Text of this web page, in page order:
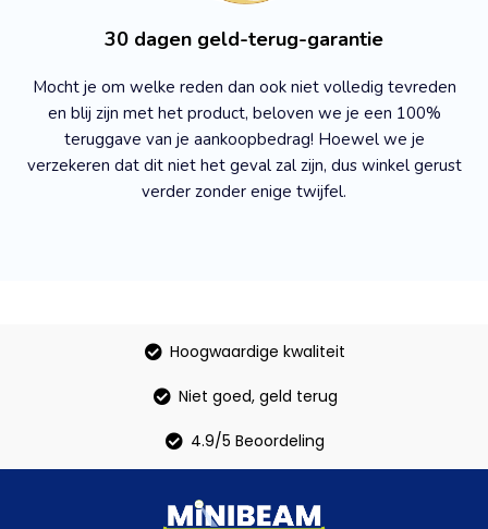
30 dagen geld-terug-garantie
Mocht je om welke reden dan ook niet volledig tevreden
en blij zijn met het product, beloven we je een 100%
teruggave van je aankoopbedrag! Hoewel we je
verzekeren dat dit niet het geval zal zijn, dus winkel gerust
verder zonder enige twijfel.
Hoogwaardige kwaliteit
Niet goed, geld terug
4.9/5 Beoordeling